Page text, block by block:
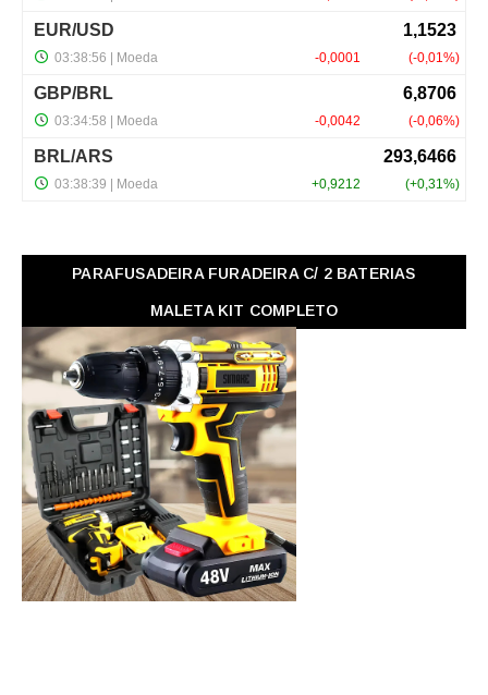
PARAFUSADEIRA FURADEIRA C/ 2 BATERIAS
MALETA KIT COMPLETO